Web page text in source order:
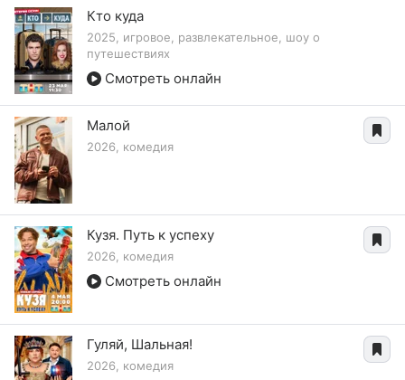
Кто куда
2025, игровое, развлекательное, шоу о
путешествиях
Смотреть онлайн
Малой
2026, комедия
Кузя. Путь к успеху
2026, комедия
Смотреть онлайн
Гуляй, Шальная!
2026, комедия